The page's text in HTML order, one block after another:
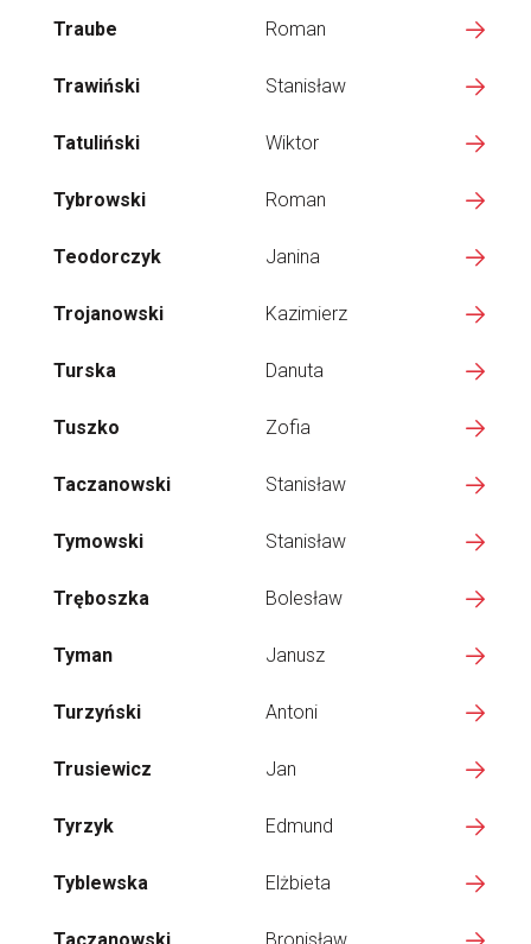
Traube Roman
Trawiński Stanisław
Tatuliński Wiktor
Tybrowski Roman
Teodorczyk Janina
Trojanowski Kazimierz
Turska Danuta
Tuszko Zofia
Taczanowski Stanisław
Tymowski Stanisław
Tręboszka Bolesław
Tyman Janusz
Turzyński Antoni
Trusiewicz Jan
Tyrzyk Edmund
Tyblewska Elżbieta